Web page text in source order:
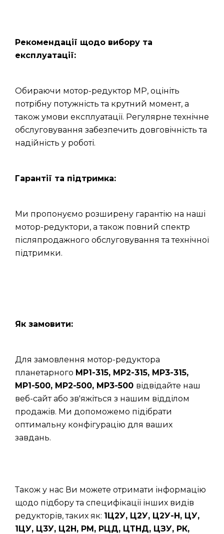
Рекомендації щодо вибору та
експлуатації:
Обираючи мотор-редуктор МР, оцініть
потрібну потужність та крутний момент, а
також умови експлуатації. Регулярне технічне
обслуговування забезпечить довговічність та
надійність у роботі.
Гарантії та підтримка:
Ми пропонуємо розширену гарантію на наші
мотор-редуктори, а також повний спектр
післяпродажного обслуговування та технічної
підтримки.
Як замовити:
Для замовлення мотор-редуктора
планетарного МР1-315, МР2-315, МР3-315,
МР1-500, МР2-500, МР3-500 відвідайте наш
веб-сайт або зв'яжіться з нашим відділом
продажів. Ми допоможемо підібрати
оптимальну конфігурацію для ваших
завдань.
Також у нас Ви можете отримати інформацію
щодо підбору та специфікації інших видів
редукторів, таких як: 1Ц2У, Ц2У, Ц2У-Н, ЦУ,
1ЦУ, Ц3У, Ц2Н, РМ, РЦД, ЦТНД, ЦЗУ, РК,